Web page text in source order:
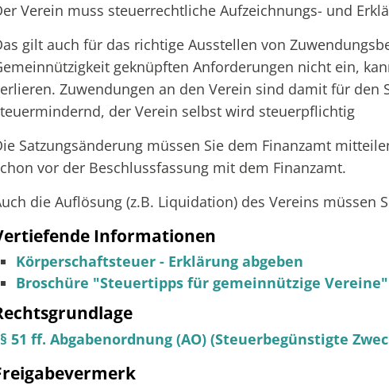
Verein muss steuerrechtliche Aufzeichnungs- und
gilt auch für das richtige Ausstellen von
geknüpften Anforderungen nicht ein,
Zuwendungen an den Verein sind damit für den
der Verein selbst wird steuerpflichtig
Satzungsänderung müssen Sie dem Finanzamt
vor der Beschlussfassung mit dem Finanzamt.
die Auflösung (z.B. Liquidation) des Vereins müssen
Informationen
Körperschaftsteuer - Erklärung abgeben
Broschüre "Steuertipps für gemeinnützige Vereine"
51 ff. Abgabenordnung (AO) (Steuerbegünstigte